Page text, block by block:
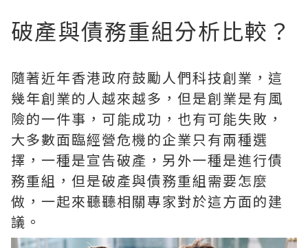
破產與債務重組分析比較？
隨著近年香港政府鼓勵人們科技創業，這
幾年創業的人越來越多，但是創業是有風
險的一件事，可能成功，也有可能失敗，
大多數面臨經營危機的企業只有兩種選
擇，一種是宣告破產，另外一種是進行債
務重組，但是破產與債務重組需要怎麼
做，一起來聽聽相關專家對於這方面的建
議。